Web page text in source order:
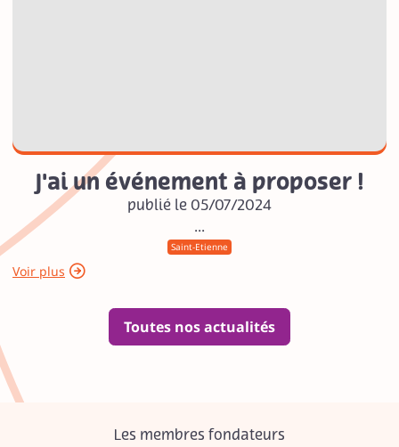
J'ai un événement à proposer !
publié le 05/07/2024
...
Saint-Etienne
Voir plus
Toutes nos actualités
Les membres fondateurs